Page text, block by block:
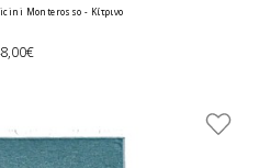
Monterosso - Κίτρινο